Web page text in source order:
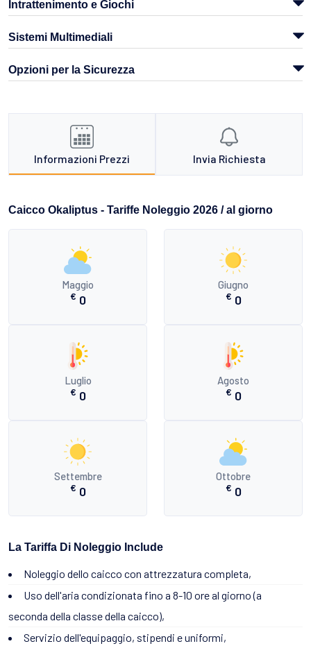
Intrattenimento e Giochi
Sistemi Multimediali
Opzioni per la Sicurezza
Informazioni Prezzi Invia Richiesta
Caicco Okaliptus - Tariffe Noleggio 2026 / al giorno
Maggio
€ 0
Giugno
€ 0
Luglio
€ 0
Agosto
€ 0
Settembre
€ 0
Ottobre
€ 0
La Tariffa Di Noleggio Include
Noleggio dello caicco con attrezzatura completa,
Uso dell'aria condizionata fino a 8-10 ore al giorno (a
seconda della classe della caicco),
Servizio dell'equipaggio, stipendi e uniformi,